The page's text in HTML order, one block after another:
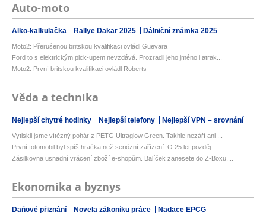
Auto-moto
Alko-kalkulačka Rallye Dakar 2025 Dálniční známka 2025
Moto2: Přerušenou britskou kvalifikaci ovládl Guevara
Ford to s elektrickým pick-upem nevzdává. Prozradil jeho jméno i atrak...
Moto2: První britskou kvalifikaci ovládl Roberts
Věda a technika
Nejlepší chytré hodinky Nejlepší telefony Nejlepší VPN – srovnání
Vytiskli jsme vítězný pohár z PETG Ultraglow Green. Takhle nezáří ani ...
První fotomobil byl spíš hračka než seriózní zařízení. O 25 let pozděj...
Zásilkovna usnadní vrácení zboží e-shopům. Balíček zanesete do Z-Boxu,...
Ekonomika a byznys
Daňové přiznání Novela zákoníku práce Nadace EPCG